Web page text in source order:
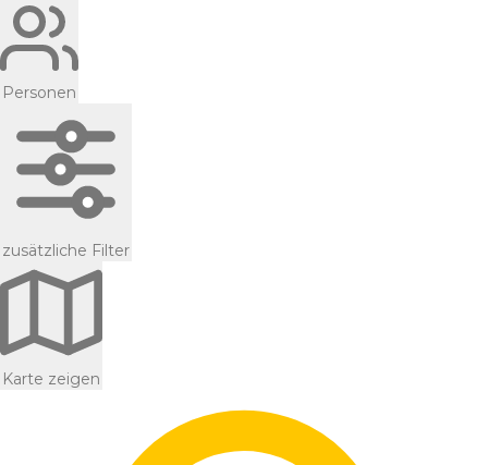
Personen
zusätzliche Filter
Karte zeigen